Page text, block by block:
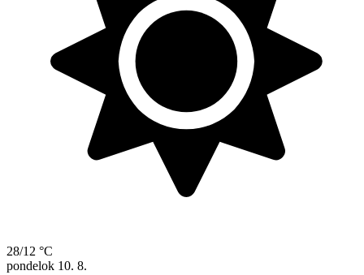
28/12 °C
pondelok 10. 8.